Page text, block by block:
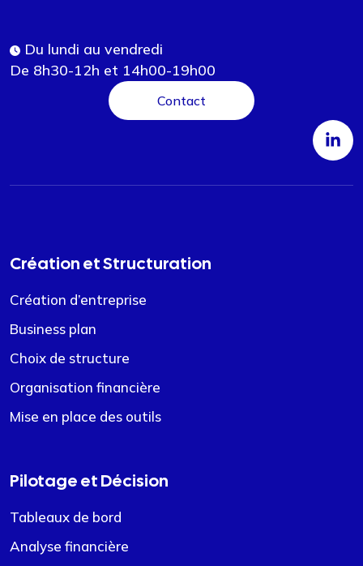
Du lundi au vendredi
De 8h30-12h et 14h00-19h00
Contact
Création et Structuration
Création d’entreprise
Business plan
Choix de structure
Organisation financière
Mise en place des outils
Pilotage et Décision
Tableaux de bord
Analyse financière